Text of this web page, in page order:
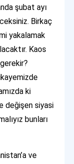
şubat ayı
Birkaç
yakalamak
Kaos
ki
değişen siyasi
bunları
ve